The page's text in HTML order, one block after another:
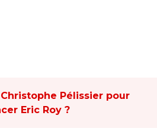
Pélissier pour
Eric Roy ?